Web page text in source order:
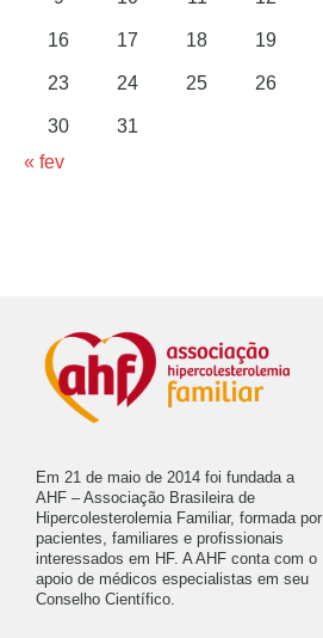
16 17 18 19
23 24 25 26
30
31
« fev
Em 21 de maio de 2014 foi fundada a
AHF – Associação Brasileira de
Hipercolesterolemia Familiar, formada por
pacientes, familiares e profissionais
interessados em HF. A AHF conta com o
apoio de médicos especialistas em seu
Conselho Científico.